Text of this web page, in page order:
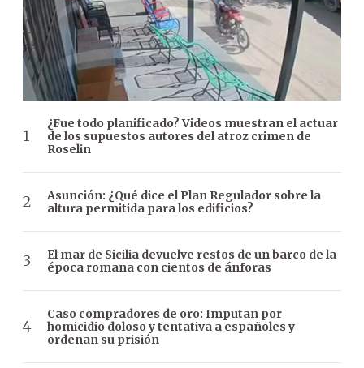
¿Fue todo planificado? Videos muestran el actuar
de los supuestos autores del atroz crimen de
Roselin
Asunción: ¿Qué dice el Plan Regulador sobre la
altura permitida para los edificios?
El mar de Sicilia devuelve restos de un barco de la
época romana con cientos de ánforas
Caso compradores de oro: Imputan por
homicidio doloso y tentativa a españoles y
ordenan su prisión